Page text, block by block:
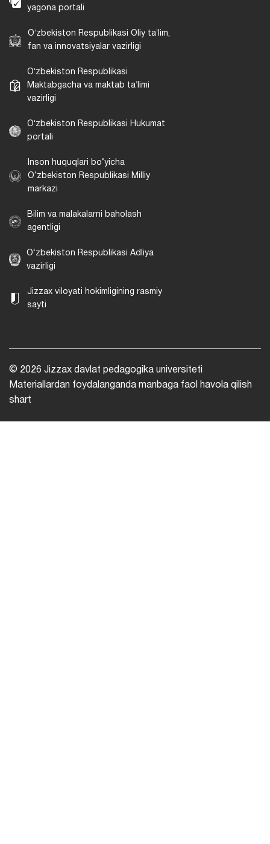
yagona portali
Oʻzbekiston Respublikasi Oliy taʼlim,
fan va innovatsiyalar vazirligi
Oʻzbekiston Respublikasi
Maktabgacha va maktab taʼlimi
vazirligi
Oʻzbekiston Respublikasi Hukumat
portali
Inson huquqlari bo‘yicha
O‘zbekiston Respublikasi Milliy
markazi
Bilim va malakalarni baholash
agentligi
O‘zbekiston Respublikasi Adliya
vazirligi
Jizzax viloyati hokimligining rasmiy
sayti
© 2026 Jizzax davlat pedagogika universiteti
Materiallardan foydalanganda manbaga faol havola qilish
shart